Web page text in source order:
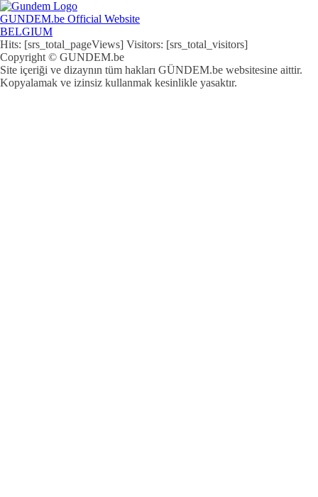
GUNDEM.be Official Website
BELGIUM
Hits: [srs_total_pageViews] Visitors: [srs_total_visitors]
Copyright © GUNDEM.be
Site içeriği ve dizaynın tüm hakları GÜNDEM.be websitesine aittir.
Kopyalamak ve izinsiz kullanmak kesinlikle yasaktır.